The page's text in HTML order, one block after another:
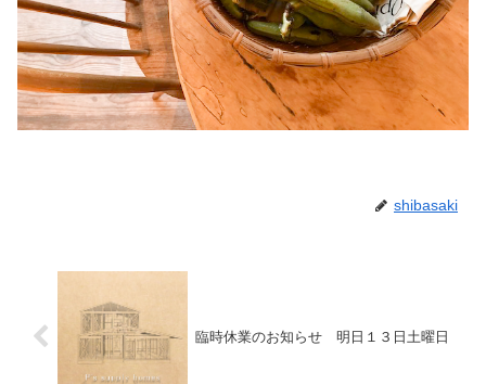
shibasaki
臨時休業のお知らせ 明日１３日土曜日